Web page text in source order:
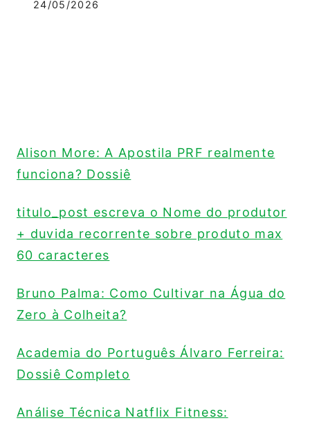
24/05/2026
Alison More: A Apostila PRF realmente
funciona? Dossiê
titulo_post escreva o Nome do produtor
+ duvida recorrente sobre produto max
60 caracteres
Bruno Palma: Como Cultivar na Água do
Zero à Colheita?
Academia do Português Álvaro Ferreira:
Dossiê Completo
Análise Técnica Natflix Fitness: